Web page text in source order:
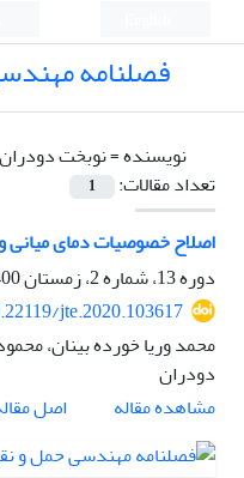
فصلنامه
نویسنده =نوبخت
تعداد مقالات:
1
اصلاح خصوصیات دمای میانی و
دوره 13، شماره 2، زمستان 1400، صفحه
jte.2020.103617
محمد وریا خورده بینان،
دودران
مشاهده مقاله
اصل